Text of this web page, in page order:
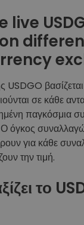
live
σε κάθε
παγκόσμια
Ο όγκος
για κάθε
την τιμή.
το